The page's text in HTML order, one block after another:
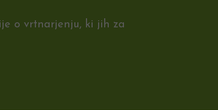
o vrtnarjenju, ki jih za